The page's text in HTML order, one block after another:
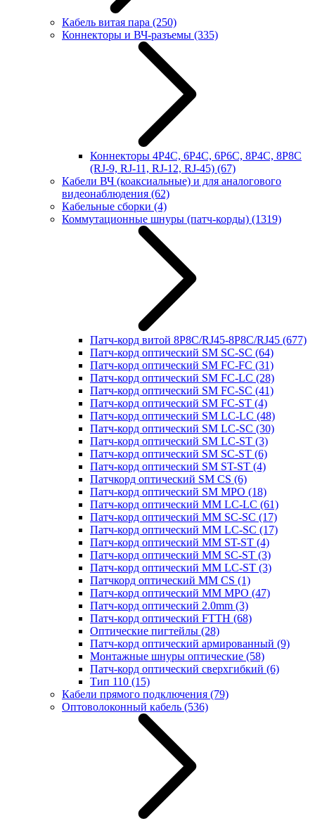
Кабель витая пара (250)
Коннекторы и ВЧ-разъемы (335)
Коннекторы 4P4C, 6P4C, 6P6C, 8P4C, 8P8C
(RJ-9, RJ-11, RJ-12, RJ-45) (67)
Кабели ВЧ (коаксиальные) и для аналогового
видеонаблюдения (62)
Кабельные сборки (4)
Коммутационные шнуры (патч-корды) (1319)
Патч-корд витой 8P8C/RJ45-8P8C/RJ45 (677)
Патч-корд оптический SM SC-SC (64)
Патч-корд оптический SM FC-FC (31)
Патч-корд оптический SM FC-LC (28)
Патч-корд оптический SM FC-SC (41)
Патч-корд оптический SM FC-ST (4)
Патч-корд оптический SM LC-LC (48)
Патч-корд оптический SM LC-SC (30)
Патч-корд оптический SM LC-ST (3)
Патч-корд оптический SM SC-ST (6)
Патч-корд оптический SM ST-ST (4)
Патчкорд оптический SM CS (6)
Патч-корд оптический SM MPO (18)
Патч-корд оптический MM LC-LC (61)
Патч-корд оптический MM SC-SC (17)
Патч-корд оптический MM LC-SC (17)
Патч-корд оптический MM ST-ST (4)
Патч-корд оптический MM SC-ST (3)
Патч-корд оптический MM LC-ST (3)
Патчкорд оптический MM CS (1)
Патч-корд оптический MM MPO (47)
Патч-корд оптический 2.0mm (3)
Патч-корд оптический FTTH (68)
Оптические пигтейлы (28)
Патч-корд оптический армированный (9)
Монтажные шнуры оптические (58)
Патч-корд оптический сверхгибкий (6)
Тип 110 (15)
Кабели прямого подключения (79)
Оптоволоконный кабель (536)